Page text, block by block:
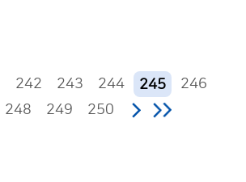
242 243 244 245
246
248 249 250